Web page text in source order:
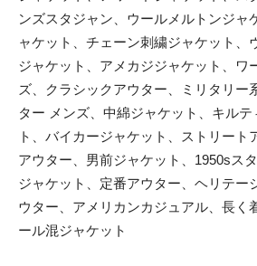
ンズスタジャン、ウールメルトンジャ
ャケット、チェーン刺繍ジャケット、
ジャケット、アメカジジャケット、ワ
ズ、クラシックアウター、ミリタリー
ター メンズ、中綿ジャケット、キル
ト、バイカージャケット、ストリート
アウター、男前ジャケット、1950sス
ジャケット、定番アウター、ヘリテー
ウター、アメリカンカジュアル、長く
ール混ジャケット